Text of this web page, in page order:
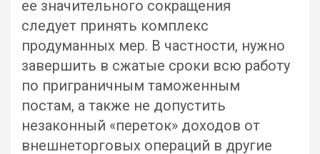
ее значительного сокращения
следует принять комплекс
продуманных мер. В частности, нужно
завершить в сжатые сроки всю работу
по приграничным таможенным
постам, а также не допустить
незаконный «переток» доходов от
внешнеторговых операций в другие